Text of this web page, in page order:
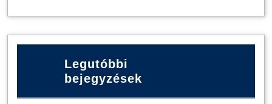
Legutóbbi
bejegyzések